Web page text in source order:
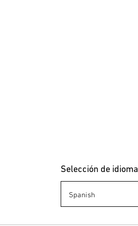
Selección de idioma